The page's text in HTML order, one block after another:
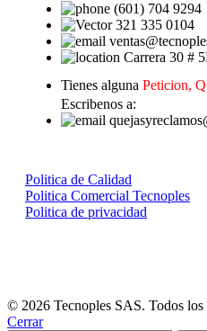
(601) 704 9294
321 335 0104
Carrera 30 #
Tienes alguna Peticion,
Escribenos a:
Politica de Calidad
Politica Comercial Tecnoples
Politica de privacidad
© 2026 Tecnoples SAS. Todos los
Cerrar